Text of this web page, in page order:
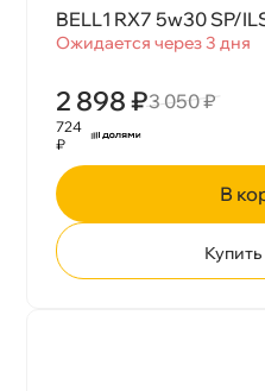
BELL1 RX7 5w30 SP/
Ожидается через 3 дня
2 898 ₽3 050 ₽
724
₽
Купить